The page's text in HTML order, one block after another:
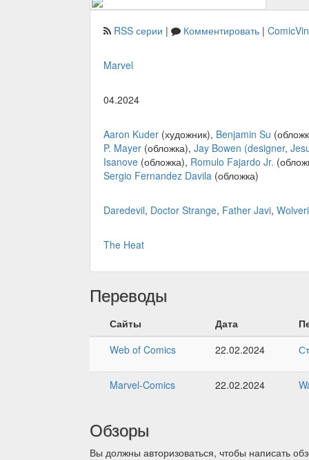
RSS серии | Комментировать |
Marvel
04.2024
Aaron Kuder (художник), Benjamin Su
P. Mayer (обложка), Jay Bowen (designer,
Isanove (обложка), Romulo Fajardo Jr.
Sergio Fernandez Davila (обложка)
Daredevil, Doctor Strange, Father Javi,
The Heat
Переводы
Сайты Дата
Web of Comics
22.02.2024
Marvel-Comics 22.02.2024
Обзоры
Вы должны авторизоваться, чтобы написать